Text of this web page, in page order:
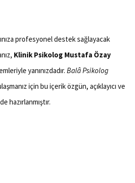
profesyonel destek sağlayacak
Klinik Psikolog Mustafa Özay
yanınızdadır. Balâ Psikolog
için bu içerik özgün, açıklayıcı ve
hazırlanmıştır.